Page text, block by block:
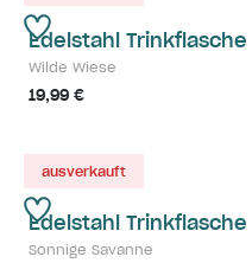
Edelstahl Trinkflasche
Wilde Wiese
19,99 €
ausverkauft
Edelstahl Trinkflasche
Sonnige Savanne